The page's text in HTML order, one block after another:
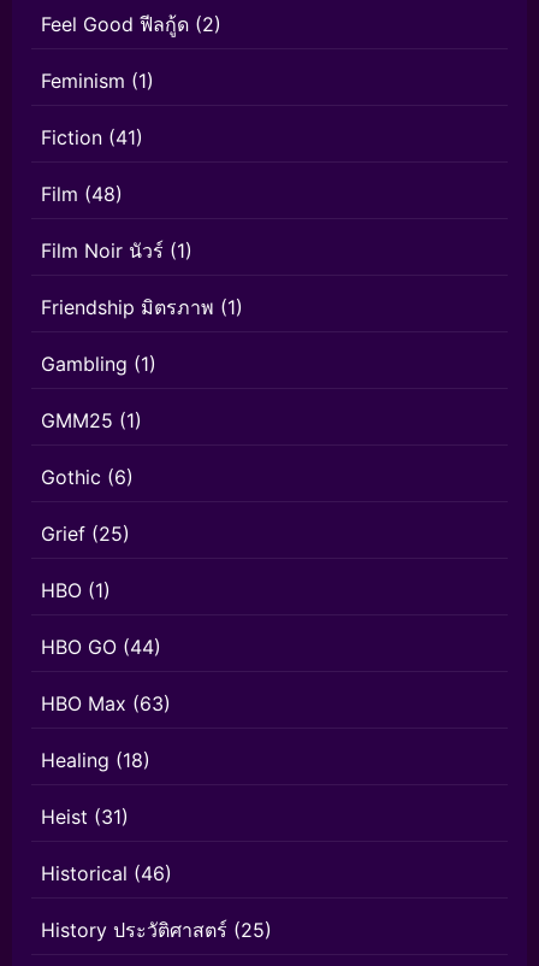
Feel Good ฟีลกู้ด (2)
Feminism (1)
Fiction (41)
Film (48)
Film Noir นัวร์ (1)
Friendship มิตรภาพ (1)
Gambling (1)
GMM25 (1)
Gothic (6)
Grief (25)
HBO (1)
HBO GO (44)
HBO Max (63)
Healing (18)
Heist (31)
Historical (46)
History ประวัติศาสตร์ (25)